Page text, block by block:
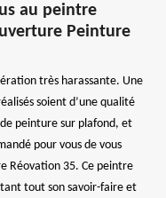
au peintre
Peinture
très harassante. Une
soient d’une qualité
peinture sur plafond, et
pour vous de vous
Réovation 35. Ce peintre
tout son savoir-faire et